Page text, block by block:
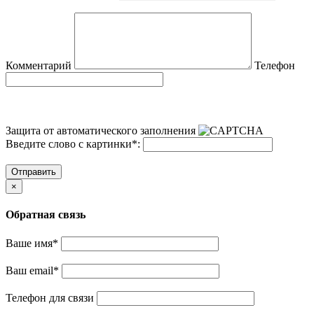
Комментарий Телефон
Защита от автоматического заполнения
Введите слово с картинки*:
Отправить
×
Обратная связь
Ваше имя*
Ваш email*
Телефон для связи